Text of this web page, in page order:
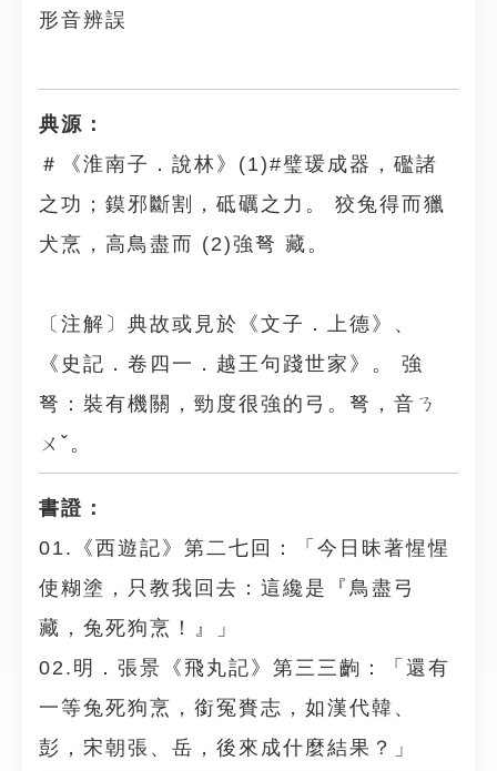
形音辨誤
典源：
＃《淮南子．說林》(1)#璧瑗成器，礛諸
之功；鏌邪斷割，砥礪之力。 狡兔得而獵
犬烹，高鳥盡而 (2)強弩 藏。
〔注解〕典故或見於《文子．上德》、
《史記．卷四一．越王句踐世家》。 強
弩：裝有機關，勁度很強的弓。弩，音ㄋ
ㄨˇ。
書證：
01.《西遊記》第二七回：「今日昧著惺惺
使糊塗，只教我回去：這纔是『鳥盡弓
藏，兔死狗烹！』」
02.明．張景《飛丸記》第三三齣：「還有
一等兔死狗烹，銜冤賚志，如漢代韓、
彭，宋朝張、岳，後來成什麼結果？」